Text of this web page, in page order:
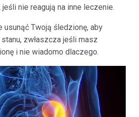
nie reagują na inne leczenie.
usunąć Twoją śledzionę, aby
zwłaszcza jeśli masz
i nie wiadomo dlaczego.